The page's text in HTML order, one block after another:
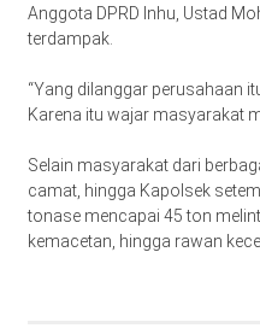
Anggota DPRD Inhu, Ustad
terdampak.
“Yang dilanggar perusahaan
Karena itu wajar masyarakat
Selain masyarakat dari
camat, hingga Kapolsek
tonase mencapai 45 ton
kemacetan, hingga rawan